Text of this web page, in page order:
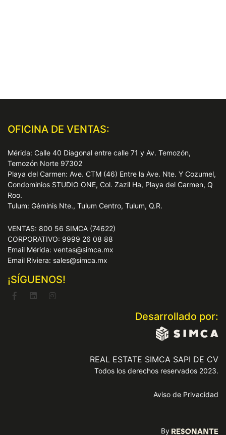
OFICINA DE VENTAS:
Mérida: Calle 40 Diagonal entre calle 71 y Av. Temozón,
Temozón Norte 97302
Playa del Carmen: Ave. CTM (46) Entre la Ave. Nte. Y Cozumel,
Condominios STUDIO ONE, Col. Zazil Ha, Playa del Carmen, Q
Roo.
Tulum: Géminis Nte., Tulum Centro, Tulum, Q.R.
VENTAS: 800 56 SIMCA (74622)
CORPORATIVO: 9999 26 08 88
Email Mérida: ventas@simca.mx
Email Riviera: sales@simca.mx
¡SÍGUENOS!
Desarrollado por:
REAL ESTATE SIMCA SAPI DE CV
Todos los derechos reservados 2023.
Aviso de Privacidad
By